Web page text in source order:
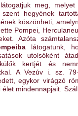
meg, melyet
hegyének
köszönheti,
Pompei,
Azóta
látogatunk,
utolsóként
kertjét és
A Vezúv i. sz.
egykor virágzó
mindennapjait.